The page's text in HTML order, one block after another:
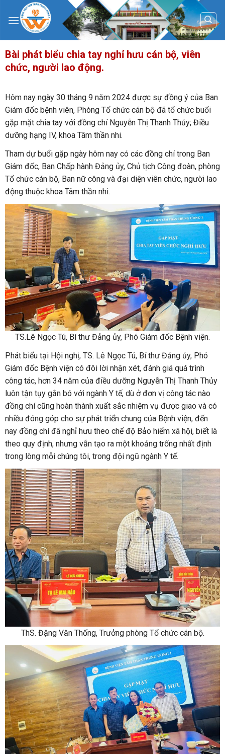
content
Bài phát biểu chia tay nghỉ hưu cán bộ, viên
chức, người lao động.
Hôm nay ngày 30 tháng 9 năm 2024 được sự đồng ý của Ban
Giám đốc bệnh viên, Phòng Tổ chức cán bộ đã tổ chức buổi
gặp mặt chia tay với đồng chí Nguyễn Thị Thanh Thủy; Điều
dưỡng hạng IV, khoa Tâm thần nhi.
Tham dự buổi gặp ngày hôm nay có các đồng chí trong Ban
Giám đốc, Ban Chấp hành Đảng ủy, Chủ tịch Công đoàn, phòng
Tổ chức cán bộ, Ban nữ công và đại diện viên chức, người lao
động thuộc khoa Tâm thần nhi.
TS.Lê Ngọc Tú, Bí thư Đảng ủy, Phó Giám đốc Bệnh viện.
Phát biểu tại Hội nghị, TS. Lê Ngọc Tú, Bí thư Đảng ủy, Phó
Giám đốc Bệnh viện có đôi lời nhận xét, đánh giá quá trình
công tác, hơn 34 năm của điều dưỡng Nguyễn Thị Thanh Thủy
luôn tận tụy gắn bó với ngành Y tế, dù ở đơn vị công tác nào
đồng chí cũng hoàn thành xuất sắc nhiệm vụ được giao và có
nhiều đóng góp cho sự phát triển chung của Bệnh viện, đến
nay đồng chí đã nghỉ hưu theo chế độ Bảo hiểm xã hội, biết là
theo quy định, nhưng vẫn tạo ra một khoảng trống nhất định
trong lòng mỗi chúng tôi, trong đội ngũ ngành Y tế.
ThS. Đặng Văn Thống, Trưởng phòng Tổ chức cán bộ.